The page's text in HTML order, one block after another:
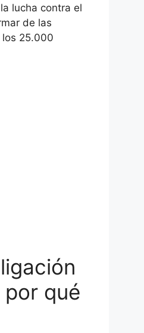
lucha contra el
de las
25.000
qué